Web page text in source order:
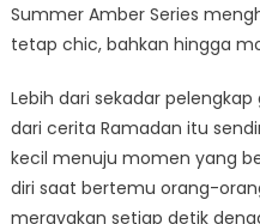
Summer Amber Series
tetap chic, bahkan hingga
Lebih dari sekadar
dari cerita Ramadan itu
kecil menuju momen yang
diri saat bertemu orang-
merayakan setiap detik